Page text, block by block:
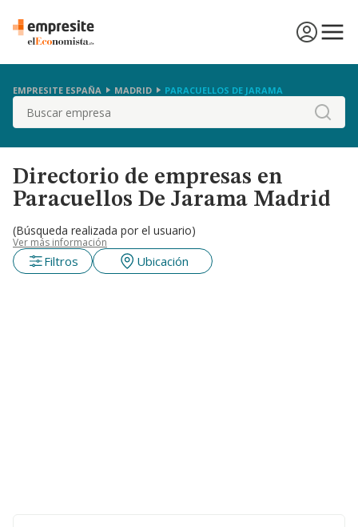
EMPRESITE ESPAÑA MADRID PARACUELLOS DE JARAMA
Buscar
Directorio de empresas en
Paracuellos De Jarama Madrid
(Búsqueda realizada por el usuario)
Ver más información
Filtros Ubicación